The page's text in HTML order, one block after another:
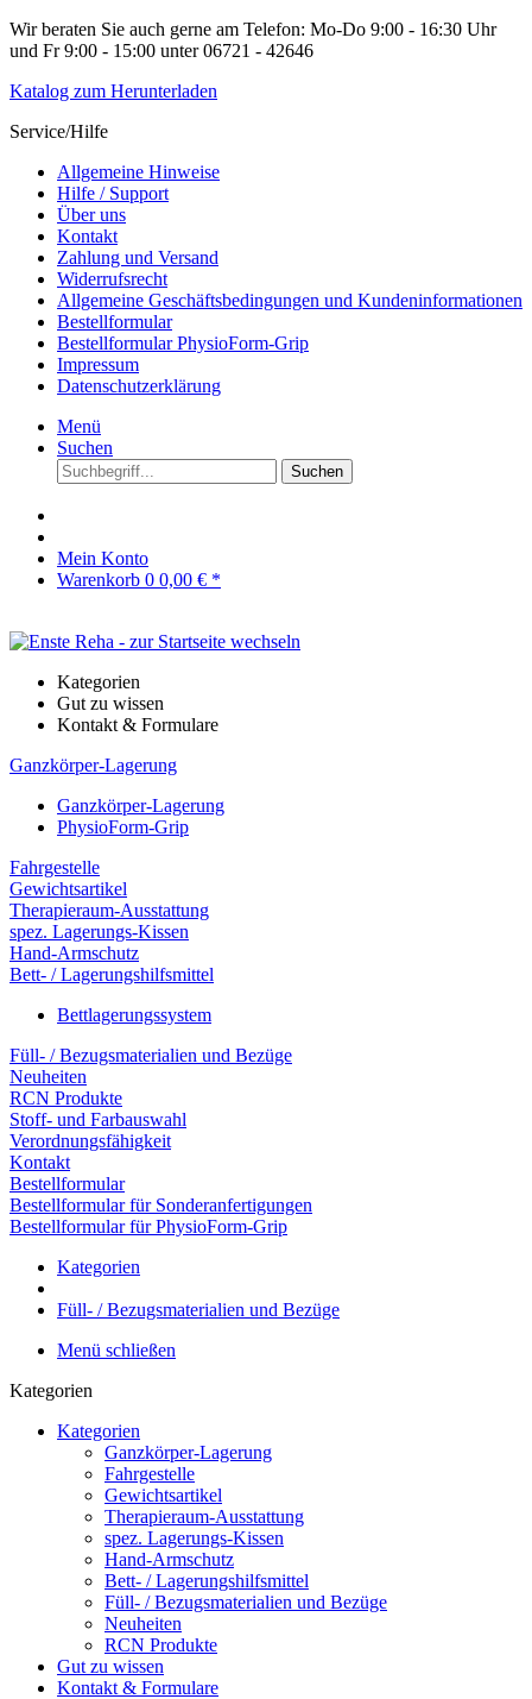
Wir beraten Sie auch gerne am Telefon: Mo-Do 9:00 - 16:30 Uhr
und Fr 9:00 - 15:00 unter 06721 - 42646
Katalog zum Herunterladen
Service/Hilfe
Allgemeine Hinweise
Hilfe / Support
Über uns
Kontakt
Zahlung und Versand
Widerrufsrecht
Allgemeine Geschäftsbedingungen und Kundeninformationen
Bestellformular
Bestellformular PhysioForm-Grip
Impressum
Datenschutzerklärung
Menü
Suchen
Suchen
Mein Konto
Warenkorb 0 0,00 € *
Kategorien
Gut zu wissen
Kontakt & Formulare
Ganzkörper-Lagerung
Ganzkörper-Lagerung
PhysioForm-Grip
Fahrgestelle
Gewichtsartikel
Therapieraum-Ausstattung
spez. Lagerungs-Kissen
Hand-Armschutz
Bett- / Lagerungshilfsmittel
Bettlagerungssystem
Füll- / Bezugsmaterialien und Bezüge
Neuheiten
RCN Produkte
Stoff- und Farbauswahl
Verordnungsfähigkeit
Kontakt
Bestellformular
Bestellformular für Sonderanfertigungen
Bestellformular für PhysioForm-Grip
Kategorien
Füll- / Bezugsmaterialien und Bezüge
Menü schließen
Kategorien
Kategorien
Ganzkörper-Lagerung
Fahrgestelle
Gewichtsartikel
Therapieraum-Ausstattung
spez. Lagerungs-Kissen
Hand-Armschutz
Bett- / Lagerungshilfsmittel
Füll- / Bezugsmaterialien und Bezüge
Neuheiten
RCN Produkte
Gut zu wissen
Kontakt & Formulare